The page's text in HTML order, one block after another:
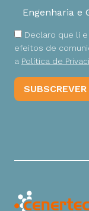
Declaro que li
efeitos de
a Política de